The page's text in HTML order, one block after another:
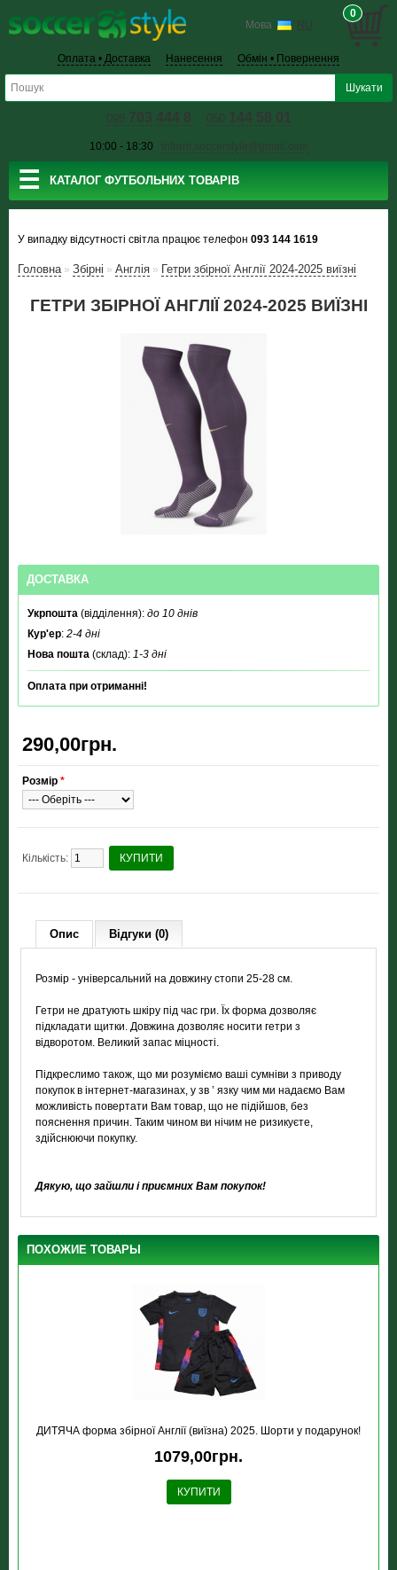
Мова RU
0
Оплата • Доставка Нанесення Обмін • Повернення
098 703 444 8 050 144 58 01
10:00 - 18:30 inform.soccerstyle@gmail.com
☰ КАТАЛОГ ФУТБОЛЬНИХ ТОВАРІВ
У випадку відсутності світла працює телефон 093 144 1619
Головна » Збiрнi » Англія » Гетри збірної Англії 2024-2025 виїзні
ГЕТРИ ЗБІРНОЇ АНГЛІЇ 2024-2025 ВИЇЗНІ
ДОСТАВКА
Укрпошта (відділення): до 10 днів
Кур'ер: 2-4 дні
Нова пошта (склад): 1-3 дні
Оплата при отриманні!
290,00грн.
Розмір *
Кількість: КУПИТИ
Опис Відгуки (0)
Розмір - універсальний на довжину стопи 25-28 см.
Гетри не дратують шкіру під час гри. Їх форма дозволяє
підкладати щитки. Довжина дозволяє носити гетри з
відворотом. Великий запас міцності.
Підкреслимо також, що ми розуміємо ваші сумніви з приводу
покупок в інтернет-магазинах, у зв ’ язку чим ми надаємо Вам
можливість повертати Вам товар, що не підійшов, без
пояснення причин. Таким чином ви нічим не ризикуєте,
здійснюючи покупку.
Дякую, що зайшли і приємних Вам покупок!
ПОХОЖИЕ ТОВАРЫ
ДИТЯЧА форма збірної Англії (виїзна) 2025. Шорти у подарунок!
1079,00грн.
КУПИТИ